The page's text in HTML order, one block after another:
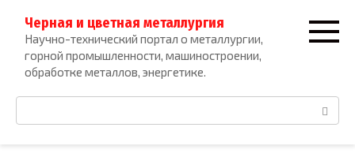
контенту
Черная и цветная металлургия
Научно-технический портал о металлургии,
горной промышленности, машиностроении,
обработке металлов, энергетике.
Поиск: